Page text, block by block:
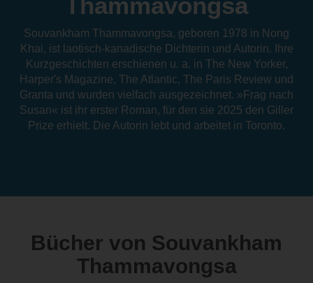
Souvankham Thammavongsa, geboren 1978 in Nong
Khai, ist laotisch-kanadische Dichterin und Autorin. Ihre
Kurzgeschichten erschienen u. a. in The New Yorker,
Harper's Magazine, The Atlantic, The Paris Review und
Granta und wurden vielfach ausgezeichnet. »Frag nach
Susan« ist ihr erster Roman, für den sie 2025 den Giller
Prize erhielt. Die Autorin lebt und arbeitet in Toronto.
Bücher von Souvankham
Thammavongsa